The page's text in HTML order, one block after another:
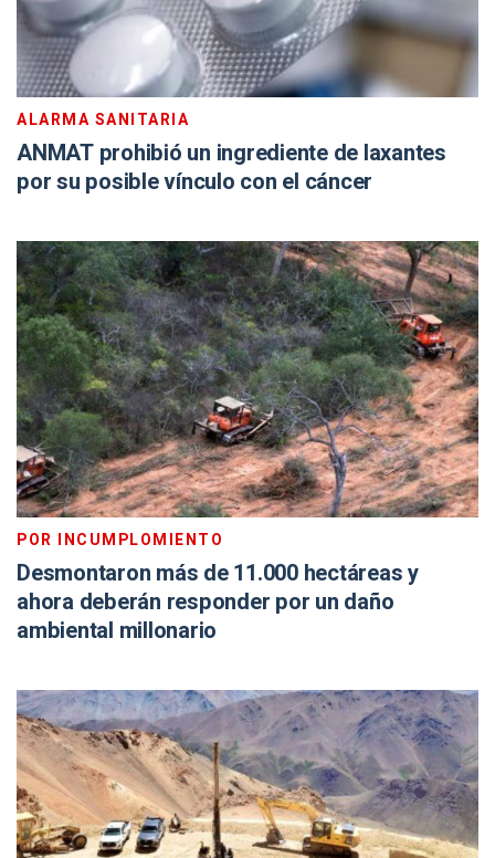
ALARMA SANITARIA
ANMAT prohibió un ingrediente de laxantes
por su posible vínculo con el cáncer
POR INCUMPLOMIENTO
Desmontaron más de 11.000 hectáreas y
ahora deberán responder por un daño
ambiental millonario